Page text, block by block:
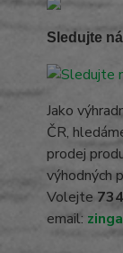
Sledujte
Jako
ČR,
prodej
výhodných
Volejte
email: